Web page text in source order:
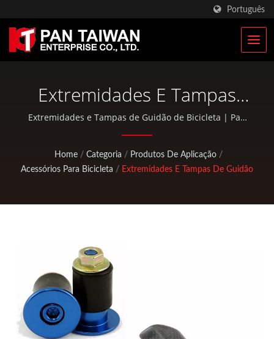
Português
Extremidades E Tampas
De Guidão De Bicicleta |
Fabricante De
Equipamentos
Extremidades e Tampas de Guidão de Bicicleta | Pan
Taiwan oferece serviços OEM / ODM, como Serviço de
bolsas EDC e peças padrão para bicicletas e atividades
ao ar livre.
Home / Categoria / Produtos De Aplicação /
Acessórios Para Bicicleta / Extremidades E Tampas De Guidão